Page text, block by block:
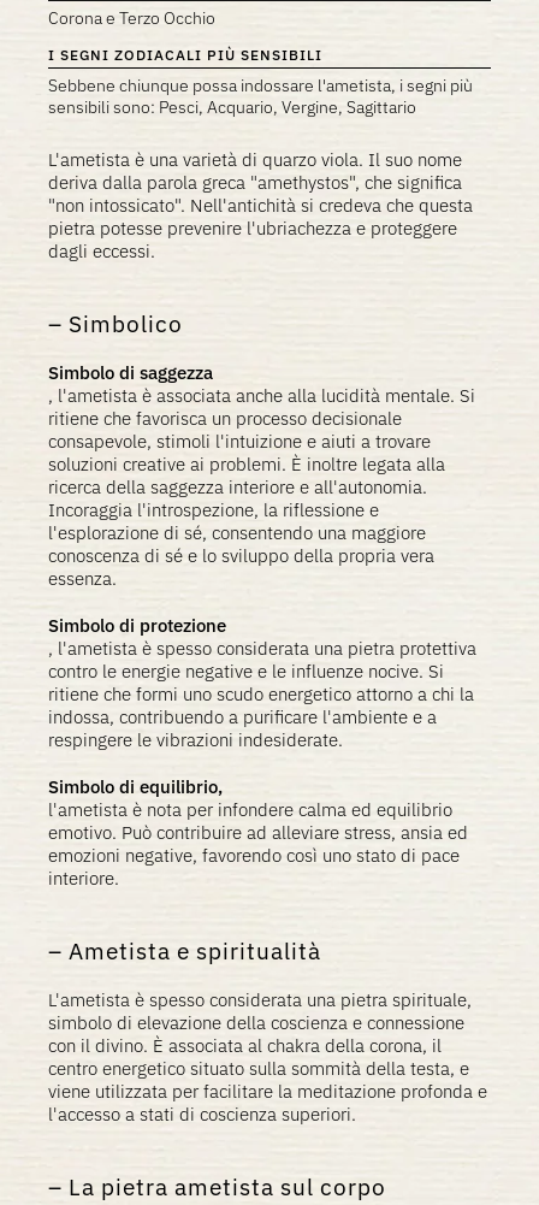
Corona e Terzo Occhio
I SEGNI ZODIACALI PIÙ SENSIBILI
Sebbene chiunque possa indossare l'ametista, i segni più
sensibili sono: Pesci, Acquario, Vergine, Sagittario
L'ametista è una varietà di quarzo viola. Il suo nome
deriva dalla parola greca "amethystos", che significa
"non intossicato". Nell'antichità si credeva che questa
pietra potesse prevenire l'ubriachezza e proteggere
dagli eccessi.
Simbolico
Simbolo di saggezza
, l'ametista è associata anche alla lucidità mentale. Si
ritiene che favorisca un processo decisionale
consapevole, stimoli l'intuizione e aiuti a trovare
soluzioni creative ai problemi. È inoltre legata alla
ricerca della saggezza interiore e all'autonomia.
Incoraggia l'introspezione, la riflessione e
l'esplorazione di sé, consentendo una maggiore
conoscenza di sé e lo sviluppo della propria vera
essenza.
Simbolo di protezione
, l'ametista è spesso considerata una pietra protettiva
contro le energie negative e le influenze nocive. Si
ritiene che formi uno scudo energetico attorno a chi la
indossa, contribuendo a purificare l'ambiente e a
respingere le vibrazioni indesiderate.
Simbolo di equilibrio,
l'ametista è nota per infondere calma ed equilibrio
emotivo. Può contribuire ad alleviare stress, ansia ed
emozioni negative, favorendo così uno stato di pace
interiore.
Ametista e spiritualità
L'ametista è spesso considerata una pietra spirituale,
simbolo di elevazione della coscienza e connessione
con il divino. È associata al chakra della corona, il
centro energetico situato sulla sommità della testa, e
viene utilizzata per facilitare la meditazione profonda e
l'accesso a stati di coscienza superiori.
La pietra ametista sul corpo